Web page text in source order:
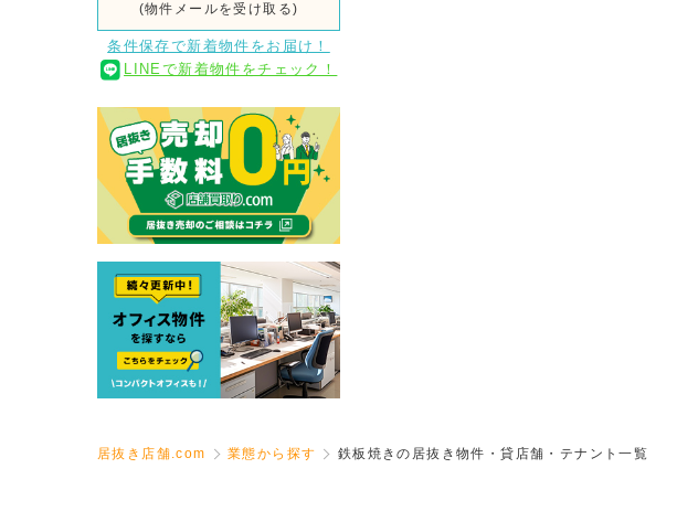
(物件メールを受け取る)
条件保存で新着物件をお届け！
LINEで新着物件をチェック！
居抜き店舗.com 業態から探す 鉄板焼きの居抜き物件・貸店舗・テナント一覧